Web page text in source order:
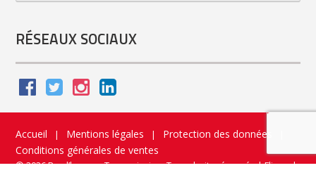
RÉSEAUX SOCIAUX
Accueil | Mentions légales | Protection des données
Conditions générales de ventes
© 2026 Prud’homme Transmission. Tous droits réservés|Flippad